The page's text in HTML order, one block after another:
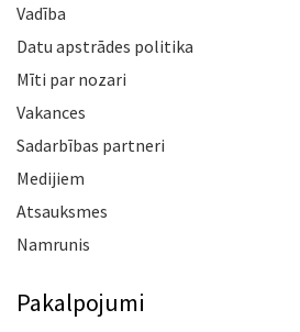
Vadība
Datu apstrādes politika
Mīti par nozari
Vakances
Sadarbības partneri
Medijiem
Atsauksmes
Namrunis
Pakalpojumi